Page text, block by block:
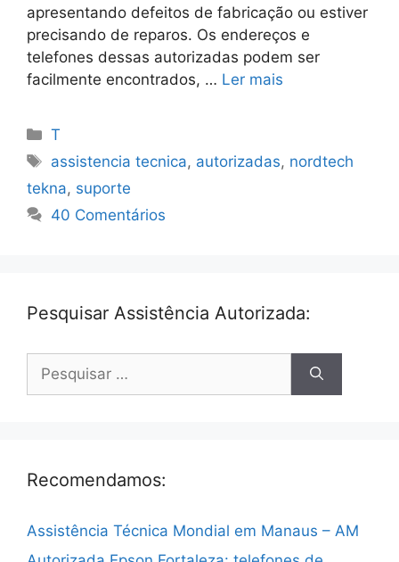
apresentando defeitos de fabricação ou estiver
precisando de reparos. Os endereços e
telefones dessas autorizadas podem ser
facilmente encontrados, … Ler mais
Categorias
T
Tags
assistencia tecnica, autorizadas, nordtech
tekna, suporte
40 Comentários
Pesquisar Assistência Autorizada:
por:
Recomendamos:
Assistência Técnica Mondial em Manaus – AM